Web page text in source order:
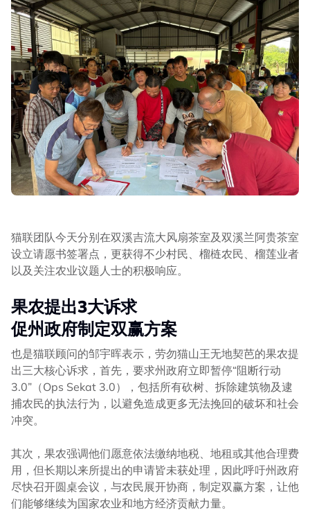
猫联团队今天分别在双溪吉流大风扇茶室及双溪兰阿贵茶室
设立请愿书签署点，更获得不少村民、榴梿农民、榴莲业者
以及关注农业议题人士的积极响应。
果农提出3大诉求
促州政府制定双赢方案
也是猫联顾问的邹宇晖表示，劳勿猫山王无地契芭的果农提
出三大核心诉求，首先，要求州政府立即暂停“阻断行动
3.0”（Ops Sekat 3.0），包括所有砍树、拆除建筑物及逮
捕农民的执法行为，以避免造成更多无法挽回的破坏和社会
冲突。
其次，果农强调他们愿意依法缴纳地税、地租或其他合理费
用，但长期以来所提出的申请皆未获处理，因此呼吁州政府
尽快召开圆桌会议，与农民展开协商，制定双赢方案，让他
们能够继续为国家农业和地方经济贡献力量。